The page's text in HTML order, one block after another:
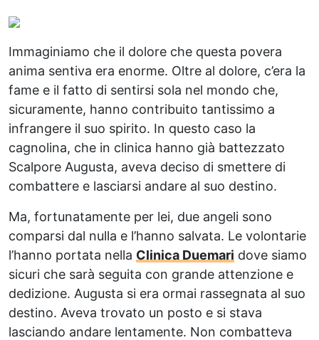
Immaginiamo che il dolore che questa povera
anima sentiva era enorme. Oltre al dolore, c’era la
fame e il fatto di sentirsi sola nel mondo che,
sicuramente, hanno contribuito tantissimo a
infrangere il suo spirito. In questo caso la
cagnolina, che in clinica hanno già battezzato
Scalpore Augusta, aveva deciso di smettere di
combattere e lasciarsi andare al suo destino.
Ma, fortunatamente per lei, due angeli sono
comparsi dal nulla e l’hanno salvata. Le volontarie
l’hanno portata nella Clinica Duemari dove siamo
sicuri che sarà seguita con grande attenzione e
dedizione. Augusta si era ormai rassegnata al suo
destino. Aveva trovato un posto e si stava
lasciando andare lentamente. Non combatteva